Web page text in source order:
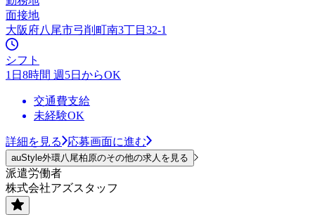
面接地
大阪府八尾市弓削町南3丁目32-1
シフト
1日8時間 週5日からOK
交通費支給
未経験OK
詳細を見る 応募画面に進む
auStyle外環八尾柏原のその他の求人を見る
派遣労働者
株式会社アズスタッフ